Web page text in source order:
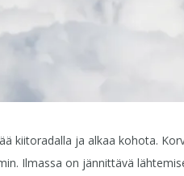
kiitoradalla ja alkaa kohota.
Ilmassa on jännittävä